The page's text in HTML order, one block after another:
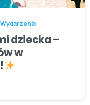
Wydarzenia
dziecka –
w